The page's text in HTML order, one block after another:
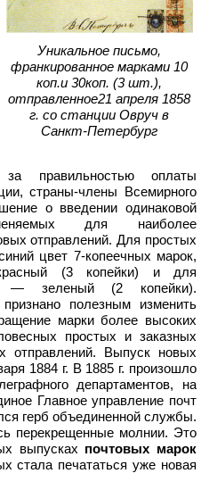
Уникальное письмо,
франкированное марками 10
коп.и 30коп. (3 шт.),
отправленное21 апреля 1858
г. со станции Овруч в
Санкт-Петербург
правильностью оплаты
страны-члены Всемирного
о введении одинаковой
для наиболее
отправлений. Для простых
цвет 7-копеечных марок,
(3 копейки) и для
— зеленый (2 копейки).
полезным изменить
марки более высоких
простых и заказных
отправлений. Выпуск новых
1884 г. В 1885 г. произошло
департаментов, на
Главное управление почт
герб объединенной службы.
перекрещенные молнии. Это
выпусках почтовых марок
стала печататься уже новая